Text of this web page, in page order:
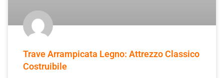
Trave Arrampicata Legno: Attrezzo Classico
Costruibile